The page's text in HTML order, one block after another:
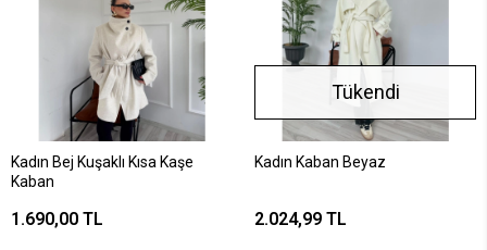
Kadın Bej Kuşaklı Kısa Kaşe
Kaban
1.690,00 TL
Tükendi
Kadın Kaban Beyaz
2.024,99 TL